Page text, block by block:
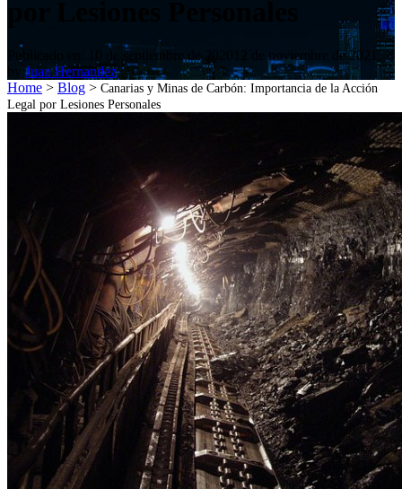
10 de septiembre de 2020
12 de noviembre de 2021
Juan Hernandez
Home > Blog > Canarias y Minas de Carbón: Importancia de la Acción
Legal por Lesiones Personales